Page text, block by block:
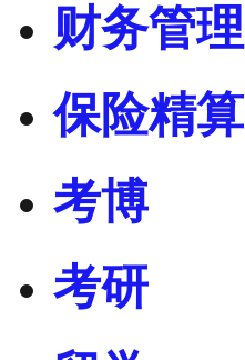
财务管理
保险精算
考博
考研